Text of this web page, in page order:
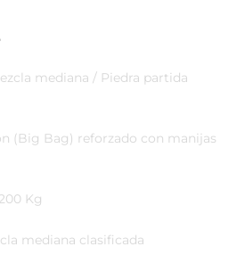
mediana / Piedra partida
(Big Bag) reforzado con manijas
Kg
mediana clasificada